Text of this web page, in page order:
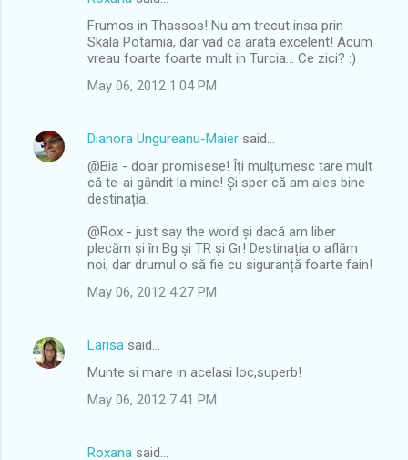
Frumos in Thassos! Nu am trecut insa prin
Skala Potamia, dar vad ca arata excelent! Acum
vreau foarte foarte mult in Turcia... Ce zici? :)
May 06, 2012 1:04 PM
Dianora Ungureanu-Maier said…
@Bia - doar promisese! Îți mulțumesc tare mult
că te-ai gândit la mine! Și sper că am ales bine
destinația.
@Rox - just say the word și dacă am liber
plecăm și în Bg și TR și Gr! Destinația o aflăm
noi, dar drumul o să fie cu siguranță foarte fain!
May 06, 2012 4:27 PM
Larisa said…
Munte si mare in acelasi loc,superb!
May 06, 2012 7:41 PM
Roxana said…